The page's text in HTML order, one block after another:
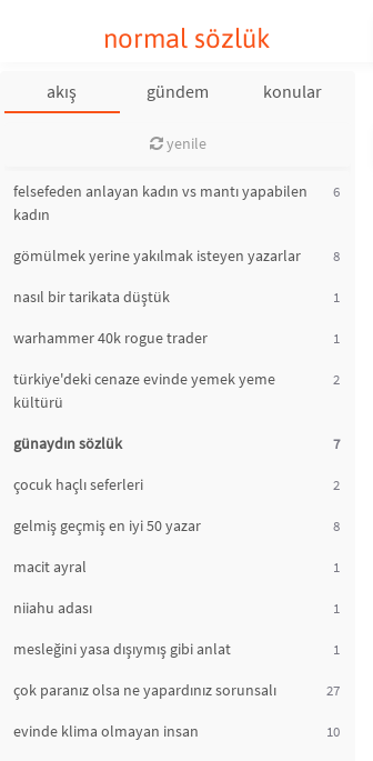
normal sözlük
akış gündem konular
yenile
felsefeden anlayan kadın vs mantı yapabilen
kadın
6
gömülmek yerine yakılmak isteyen yazarlar 8
nasıl bir tarikata düştük 1
warhammer 40k rogue trader 1
türkiye'deki cenaze evinde yemek yeme
kültürü
2
günaydın sözlük 7
çocuk haçlı seferleri 2
gelmiş geçmiş en iyi 50 yazar 8
macit ayral 1
niiahu adası 1
mesleğini yasa dışıymış gibi anlat 1
çok paranız olsa ne yapardınız sorunsalı 27
evinde klima olmayan insan 10